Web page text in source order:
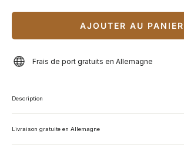
AJOUTER AU PANIER
Frais de port gratuits en Allemagne
Description
Livraison gratuite en Allemagne